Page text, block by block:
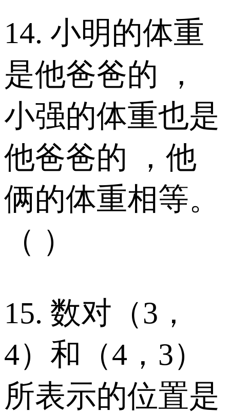
14. 小明的体重
是他爸爸的 ，
小强的体重也是
他爸爸的 ，他
俩的体重相等。
（ ）
15. 数对（3，
4）和（4，3）
所表示的位置是